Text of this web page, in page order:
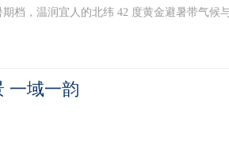
，温润宜人的北纬 42 度黄金避暑带气候
一域一韵